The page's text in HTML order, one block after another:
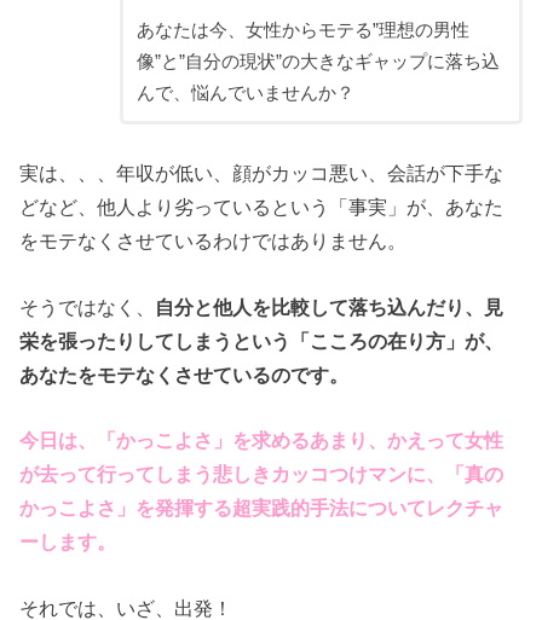
あなたは今、女性からモテる”理想の男性
像”と”自分の現状”の大きなギャップに落ち込
んで、悩んでいませんか？
実は、、、年収が低い、顔がカッコ悪い、会話が下手な
どなど、他人より劣っているという「事実」が、あなた
をモテなくさせているわけではありません。
そうではなく、 自分と他人を比較して落ち込んだり、見
栄を張ったりしてしまうという「こころの在り方」が、
あなたをモテなくさせているのです。
今日は、「かっこよさ」を求めるあまり、かえって女性
が去って行ってしまう悲しきカッコつけマンに、「真の
かっこよさ」を発揮する超実践的手法についてレクチャ
ーします。
それでは、いざ、出発！